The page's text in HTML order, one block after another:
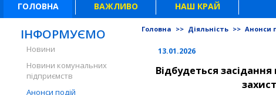
ГОЛОВНА ВАЖЛИВО НАШ КРАЙ
ІНФОРМУЄМО
Новини
Новини комунальних
підприємств
Анонси подій
Головна >> Діяльність >> Анонси
13.01.2026
Відбудеться засідання